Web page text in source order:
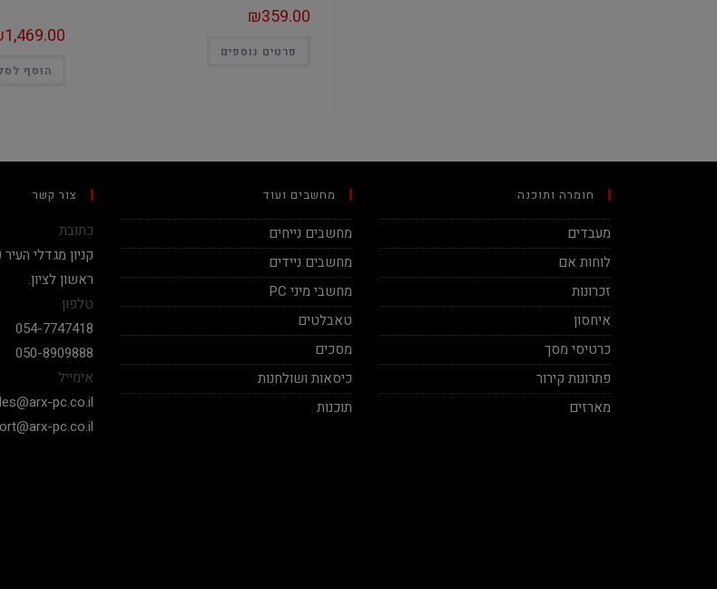
₪359.00
פרטים נוספים
1,469.00
הוסף
חומרה ותוכנה
מעבדים
לוחות אם
זכרונות
איחסון
כרטיסי מסך
פתרונות קירור
מארזים
מחשבים ועוד
מחשבים נייחים
מחשבים ניידים
מחשבי מיני PC
טאבלטים
מסכים
כיסאות ושולחנות
תוכנות
צור קשר
כתובת
ראשון לציון.
טלפון
054-7747418
050-8909888
אימייל
pc.co.il
pc.co.il